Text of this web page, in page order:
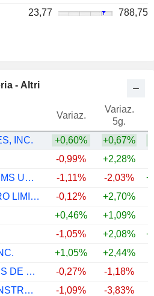
23,77 788,75
- Altri
Variaz.
Variaz.
5g.
INC. +0,60% +0,67%
-0,99% +2,28%
COMFORT SYSTEMS USA, INC.
-1,11% -2,03%
LARSEN & TOUBRO LIMITED
-0,12% +2,70%
+0,46% +1,09%
-1,05% +2,08%
+1,05% +2,44%
ACS, ACTIVIDADES DE CONSTRUCCIÓN Y SERVICIOS, S.A.
-0,27% -1,18%
CHINA STATE CONSTRUCTION ENGINEERING CORPORATION LIMITED
-1,09% -3,83%